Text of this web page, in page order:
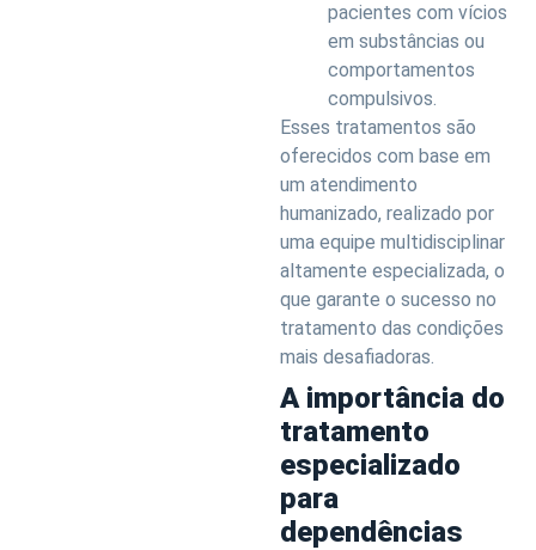
pacientes com vícios
em substâncias ou
comportamentos
compulsivos.
Esses tratamentos são
oferecidos com base em
um atendimento
humanizado, realizado por
uma equipe multidisciplinar
altamente especializada, o
que garante o sucesso no
tratamento das condições
mais desafiadoras.
A importância do
tratamento
especializado
para
dependências